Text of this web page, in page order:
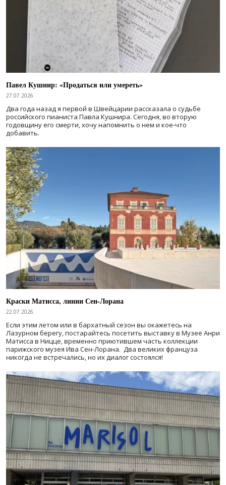
Павел Кушнир: «Продаться или умереть»
27.07.2026
Два года назад я первой в Швейцарии рассказала о судьбе
российского пианиста Павла Кушнира. Сегодня, во вторую
годовщину его смерти, хочу напомнить о нем и кое-что
добавить.
Краски Матисса, линии Сен-Лорана
22.07.2026
Если этим летом или в бархатный сезон вы окажетесь на
Лазурном берегу, постарайтесь посетить выставку в Музее Анри
Матисса в Ницце, временно приютившем часть коллекции
парижского музея Ива Сен-Лорана. Два великих француза
никогда не встречались, но их диалог состоялся!